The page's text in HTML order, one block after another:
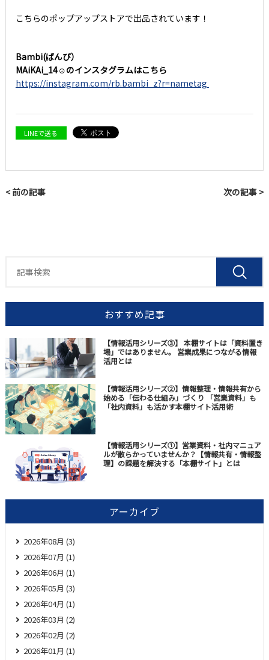
こちらのポップアップストアで出品されています！
Bambi(ばんび）
MAiKAi_14☺︎のインスタグラムはこちら
https://instagram.com/rb.bambi_z?r=nametag
LINEで送る
< 前の記事 次の記事 >
おすすめ記事
【情報活用シリーズ③】 本棚サイトは「資料置き
場」ではありません。 営業成果につながる情報
活用とは
【情報活用シリーズ②】情報整理・情報共有から
始める「伝わる仕組み」づくり 「営業資料」も
「社内資料」も活かす本棚サイト活用術
【情報活用シリーズ①】営業資料・社内マニュア
ルが散らかっていませんか？【情報共有・情報整
理】の課題を解決する「本棚サイト」とは
アーカイブ
2026年08月 (3)
2026年07月 (1)
2026年06月 (1)
2026年05月 (3)
2026年04月 (1)
2026年03月 (2)
2026年02月 (2)
2026年01月 (1)